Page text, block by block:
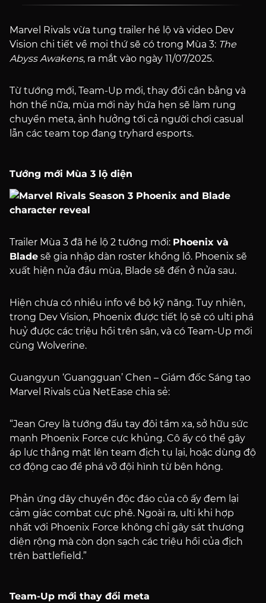
Marvel Rivals vừa tung trailer hé lộ và video Dev
Vision chi tiết về mọi thứ sẽ có trong Mùa 3: The
Abyss Awakens, ra mắt vào ngày 11/07/2025.
Từ tướng mới, Team-Up mới, thay đổi cân bằng và
hơn thế nữa, mùa mới này hứa hẹn sẽ làm rung
chuyển meta, ảnh hưởng tới cả người chơi casual
lẫn các team top đang tryhard esports.
Tướng mới Mùa 3 lộ diện
Trailer Mùa 3 đã hé lộ 2 tướng mới: Phoenix và
Blade sẽ gia nhập dàn roster khổng lồ. Phoenix sẽ
xuất hiện nửa đầu mùa, Blade sẽ đến ở nửa sau.
Hiện chưa có nhiều info về bộ kỹ năng. Tuy nhiên,
trong Dev Vision, Phoenix được tiết lộ sẽ có ulti phá
huỷ được các triệu hồi trên sân, và có Team-Up mới
cùng Wolverine.
Guangyun ‘Guangguan’ Chen – Giám đốc Sáng tạo
Marvel Rivals của NetEase chia sẻ:
“Jean Grey là tướng đấu tay đôi tầm xa, sở hữu sức
mạnh Phoenix Force cực khủng. Cô ấy có thể gây
áp lực thẳng mặt lên team địch tụ lại, hoặc dùng độ
cơ động cao để phá vỡ đội hình từ bên hông.
Phản ứng dây chuyền độc đáo của cô ấy đem lại
cảm giác combat cực phê. Ngoài ra, ulti khi hợp
nhất với Phoenix Force không chỉ gây sát thương
diện rộng mà còn dọn sạch các triệu hồi của địch
trên battlefield.”
Team-Up mới thay đổi meta